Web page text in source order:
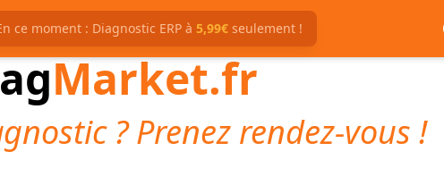
ce moment : Diagnostic ERP à 5,99€seulement !
Market.fr
? Prenez rendez-vous !